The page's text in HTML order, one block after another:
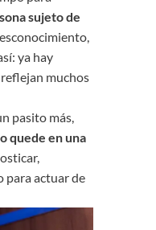
sujeto de
ya hay
muchos
pasito más,
quede en una
para actuar de